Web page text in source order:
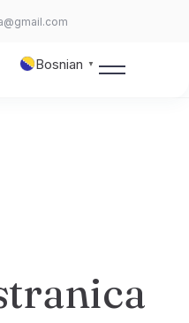
Bosnian ▼